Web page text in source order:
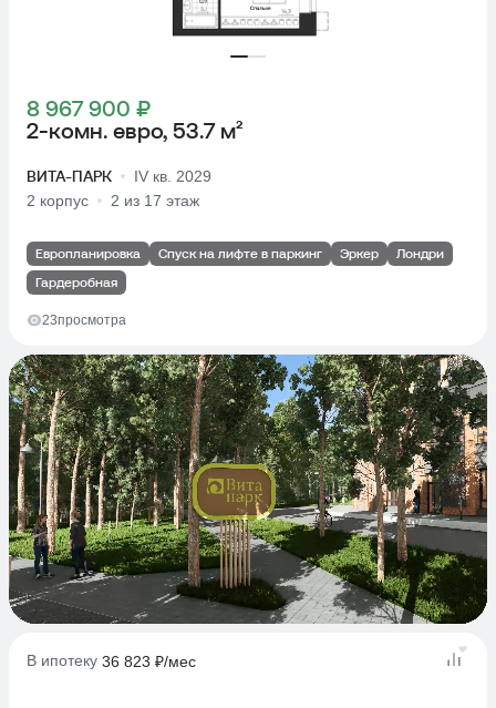
8 967 900 ₽
2-комн. евро, 53.7 м²
ВИТА-ПАРК
IV кв. 2029
2 корпус
2 из 17 этаж
Европланировка Спуск на лифте в паркинг Эркер
Лондри
Гардеробная
23просмотра
В ипотеку 36 823 ₽/мес